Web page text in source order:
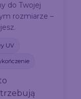
do Twojej
rozmiarze –
UV